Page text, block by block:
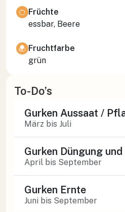
Früchte
essbar, Beere
Fruchtfarbe
grün
To-Do’s
Gurken Aussaat /
März bis Juli
Gurken Düngung
April bis September
Gurken Ernte
Juni bis September